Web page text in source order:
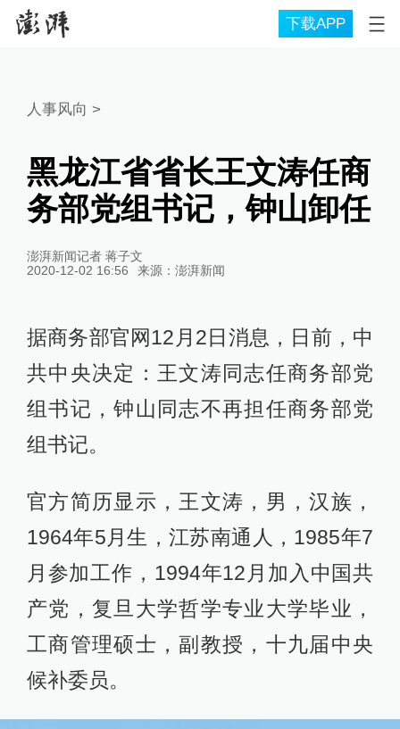
下载APP
人事风向 >
黑龙江省省长王文涛任商
务部党组书记，钟山卸任
澎湃新闻记者 蒋子文
2020-12-02 16:56
来源： 澎湃新闻
据商务部官网12月2日消息，日前，中
共中央决定：王文涛同志任商务部党
组书记，钟山同志不再担任商务部党
组书记。
官方简历显示，王文涛，男，汉族，
1964年5月生，江苏南通人，1985年7
月参加工作，1994年12月加入中国共
产党，复旦大学哲学专业大学毕业，
工商管理硕士，副教授，十九届中央
候补委员。